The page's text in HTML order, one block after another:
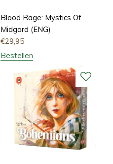
Blood Rage: Mystics Of
Midgard (ENG)
€29,95
Bestellen